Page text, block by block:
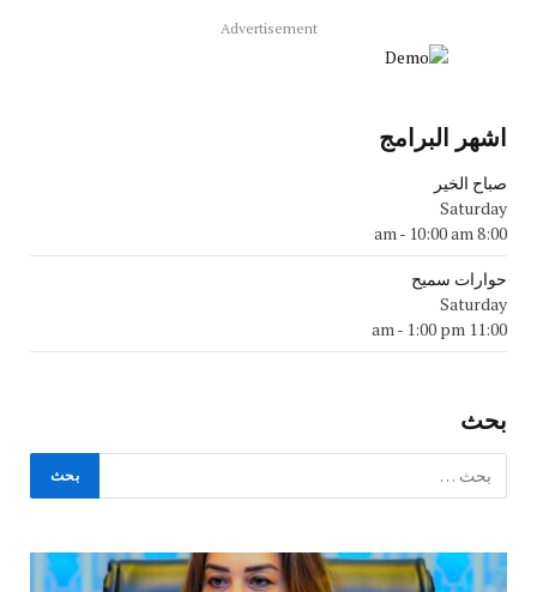
Advertisement
اشهر البرامج
صباح الخير
Saturday
8:00 am
- 10:00 am
حوارات سميح
Saturday
11:00 am
- 1:00 pm
بحث